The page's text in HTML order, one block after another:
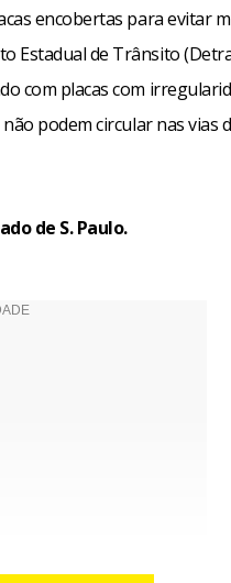
encobertas para evitar
Estadual de Trânsito
com placas com
podem circular nas
de S. Paulo.